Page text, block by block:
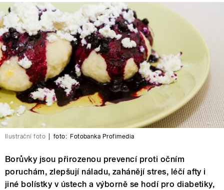
Ilustrační foto foto: Fotobanka Profimedia
Borůvky jsou přirozenou prevencí proti očním
poruchám, zlepšují náladu, zahánějí stres, léčí afty i
jiné bolístky v ústech a výborně se hodí pro diabetiky,